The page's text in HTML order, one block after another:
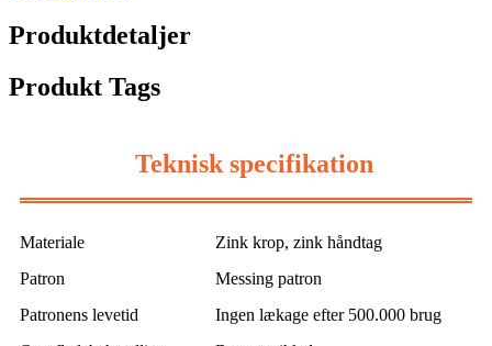
Produktdetaljer
Produkt Tags
Teknisk specifikation
Materiale
Zink krop, zink håndtag
Patron
Messing patron
Patronens levetid
Ingen lækage efter 500.000 brug